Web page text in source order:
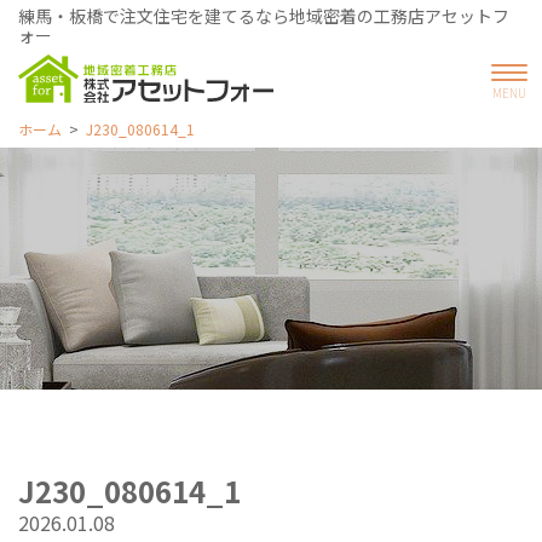
練馬・板橋で注文住宅を建てるなら地域密着の工務店アセットフ
ォー
ホーム J230_080614_1
J230_080614_1
2026.01.08